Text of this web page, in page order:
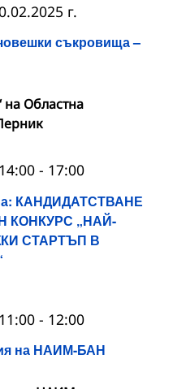
съкровища –
г.
на Областна
КАНДИДАТСТВАНЕ
КОНКУРС „НАЙ-
СТАРТЪП В
- 17:00
на НАИМ-БАН
- 12:00